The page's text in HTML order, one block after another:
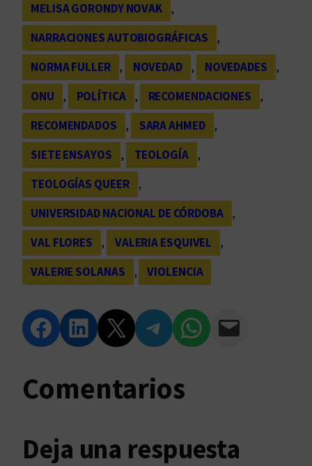
MELISA GORONDY NOVAK
,
NARRACIONES AUTOBIOGRÁFICAS
,
NORMA FULLER
, NOVEDAD , NOVEDADES
,
ONU
, POLÍTICA , RECOMENDACIONES
,
RECOMENDADOS
, SARA AHMED
,
SIETE ENSAYOS
, TEOLOGÍA
,
TEOLOGÍAS QUEER
,
UNIVERSIDAD NACIONAL DE CÓRDOBA
,
VAL FLORES
, VALERIA ESQUIVEL
,
VALERIE SOLANAS
, VIOLENCIA
Compartir en Facebook Compartir en LinkedIn Compartir en Twitter Compartir en Telegram Compartir en WhatsApp Compartir vía Email
Comentarios
Deja una respuesta